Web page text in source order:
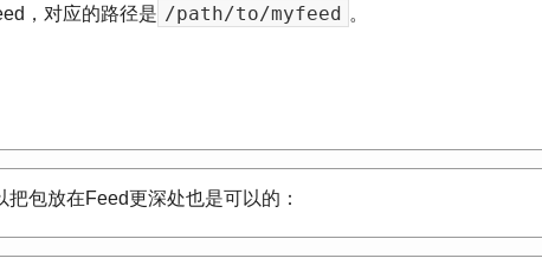
，对应的路径是 /path/to/myfeed 。
包放在Feed更深处也是可以的：